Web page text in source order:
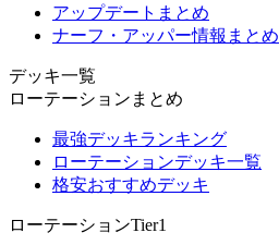
アップデートまとめ
ナーフ・アッパー情報まとめ
デッキ一覧
ローテーションまとめ
最強デッキランキング
ローテーションデッキ一覧
格安おすすめデッキ
ローテーションTier1